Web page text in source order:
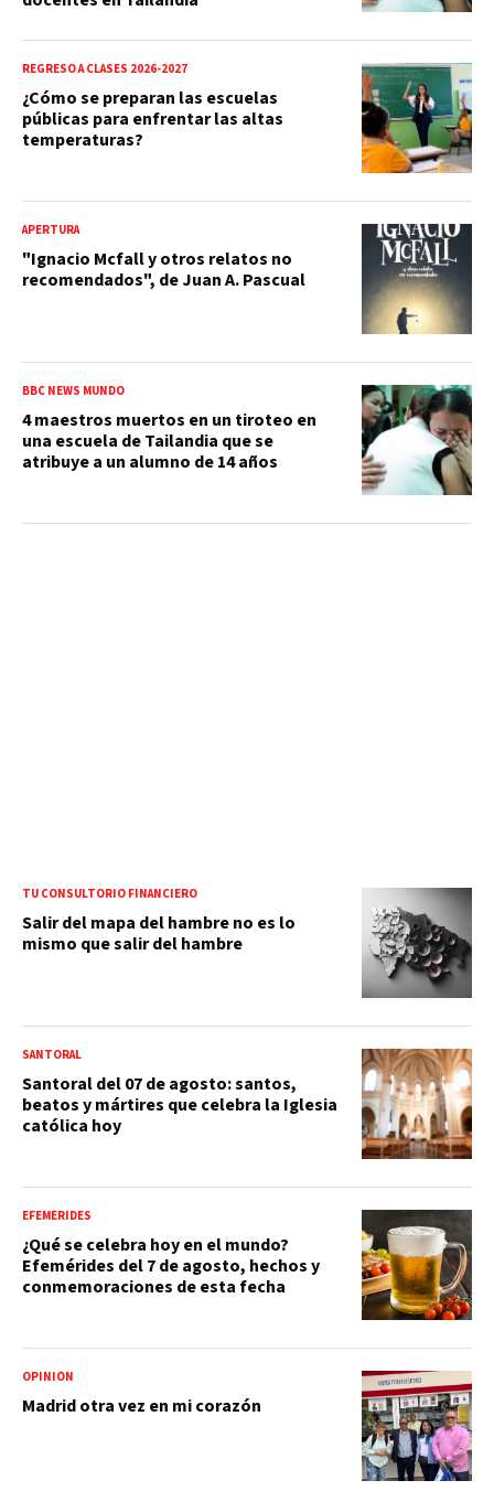
REGRESO A CLASES 2026-2027
¿Cómo se preparan las escuelas
públicas para enfrentar las altas
temperaturas?
APERTURA
"Ignacio Mcfall y otros relatos no
recomendados", de Juan A. Pascual
BBC NEWS MUNDO
4 maestros muertos en un tiroteo en
una escuela de Tailandia que se
atribuye a un alumno de 14 años
TU CONSULTORIO FINANCIERO
Salir del mapa del hambre no es lo
mismo que salir del hambre
SANTORAL
Santoral del 07 de agosto: santos,
beatos y mártires que celebra la Iglesia
católica hoy
EFEMÉRIDES
¿Qué se celebra hoy en el mundo?
Efemérides del 7 de agosto, hechos y
conmemoraciones de esta fecha
OPINIÓN
Madrid otra vez en mi corazón